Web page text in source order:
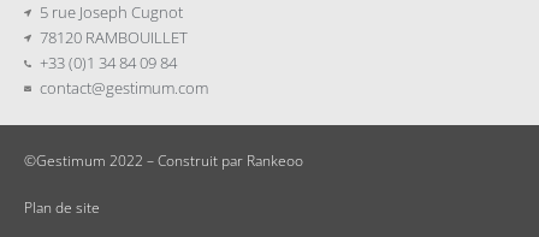
5 rue Joseph Cugnot
78120 RAMBOUILLET
+33 (0)1 34 84 09 84
contact@gestimum.com
©Gestimum 2022 – Construit par Rankeoo
Plan de site